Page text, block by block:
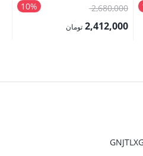
10% 2,680,000قیمت
اصلی:2,412,000 تومان